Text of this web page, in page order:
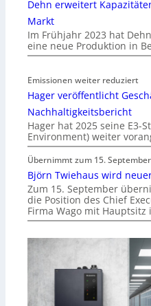
Dehn erweitert
Markt
Im Frühjahr 2023 hat
eine neue Produktion in
Emissionen weiter reduziert
Hager veröffentlicht
Nachhaltigkeitsbericht
Hager hat 2025 seine E3-
Environment) weiter
Übernimmt zum 15. September
Björn Twiehaus wird
Zum 15. September
die Position des Chief
Firma Wago mit Hauptsitz